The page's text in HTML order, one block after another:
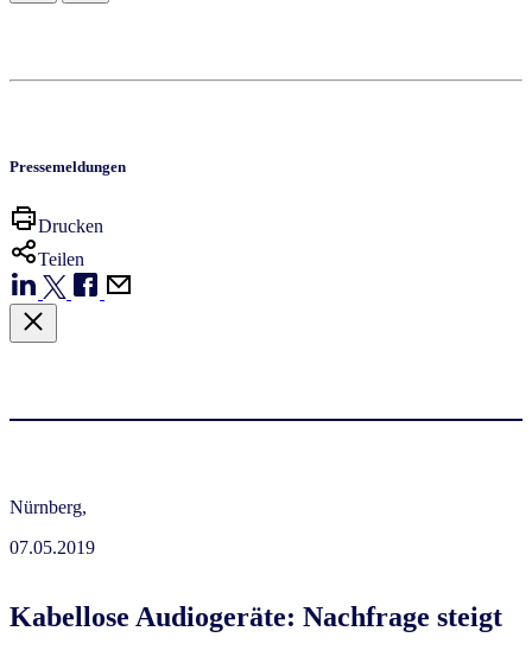
Pressemeldungen
Drucken
Teilen
Nürnberg,
07.05.2019
Kabellose Audiogeräte: Nachfrage steigt